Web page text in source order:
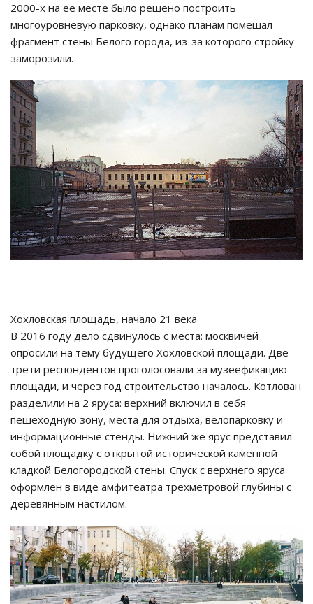
2000-х на ее месте было решено построить
многоуровневую парковку, однако планам помешал
фрагмент стены Белого города, из-за которого стройку
заморозили.
Хохловская площадь, начало 21 века
В 2016 году дело сдвинулось с места: москвичей
опросили на тему будущего Хохловской площади. Две
трети респондентов проголосовали за музеефикацию
площади, и через год строительство началось. Котлован
разделили на 2 яруса: верхний включил в себя
пешеходную зону, места для отдыха, велопарковку и
информационные стенды. Нижний же ярус представил
собой площадку с открытой исторической каменной
кладкой Белогородской стены. Спуск с верхнего яруса
оформлен в виде амфитеатра трехметровой глубины с
деревянным настилом.